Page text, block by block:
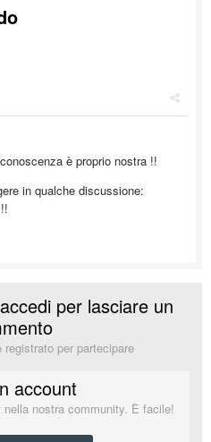
è proprio nostra !!
in qualche discussione:
per lasciare un
per partecipare
account
nostra community. È facile!